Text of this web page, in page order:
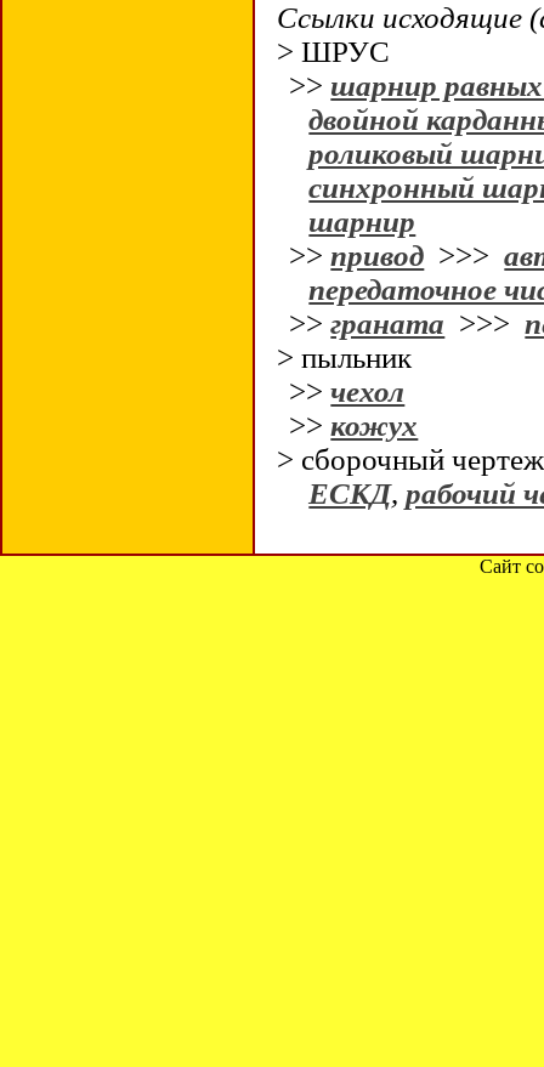
Ссылки исходящие
> ШРУС
>> шарнир равных
двойной
роликовый
синхронный
шарнир
>>привод >>>
передаточное
>>граната >>>
> пыльник
>>чехол
>>кожух
> сборочный
ЕСКД,рабочий
Сайт